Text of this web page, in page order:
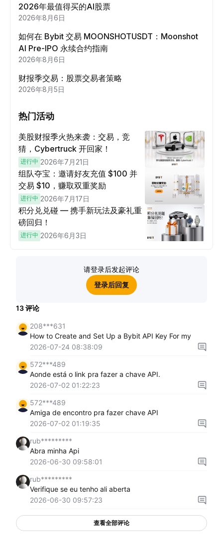
2026年最值得买的AI股票
2026年8月6日
如何在 Bybit 交易 MOONSHOTUSDT：Moonshot
AI Pre-IPO 永续合约指南
2026年8月6日
财报季交易：股票交易者策略
2026年8月5日
热门活动
美股财报季火热来袭：交易，竞
猜，Cybertruck 开回家！
进行中 2026年7月21日
组队夺宝：邀请好友充值 $100 并
交易 $10，赚取双重奖励
进行中 2026年7月17日
积分兑兑碰 — 携手新玩法及豪礼重
磅回归！
进行中 2026年6月3日
请登录后发起评论
登录后回复
13评论
208***631
How to Create and Set Up a Bybit API Key For my
2026-07-24 08:38:09
572***489
Aonde está o link pra fazer a chave API.
2026-07-02 01:22:23
572***489
Amiga de encontro pra fazer chave API
2026-07-02 01:19:35
rub*********
Abra minha Api
2026-06-30 09:58:01
rub*********
Verifique se eu tenho ali aberta
2026-06-30 09:57:23
查看全部评论